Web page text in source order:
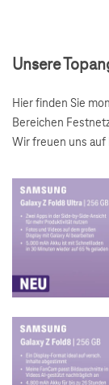
Unsere
Hier finden Sie
Bereichen
Wir freuen uns auf